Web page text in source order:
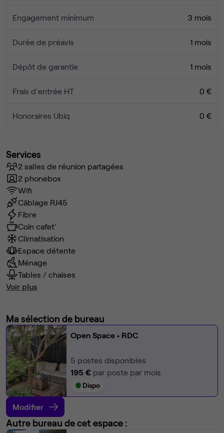
Engagement minimum 3 mois
Durée de préavis 1 mois
Dépôt de garantie 1 mois
Frais d'entrée HT 0 €
Honoraires Ubiq 0 €
Services
2 salles de réunion partagées
2 phonebox
Wifi
Câblage RJ45
Fibre
Coin cafet'
Climatisation
Espace détente
Ménage
Tables / chaises
Voir plus
Ma sélection de bureau
Open Space • RDC
5 postes disponibles
195 € par poste par mois
Dispo
Modifier
Autre bureau de cet espace :